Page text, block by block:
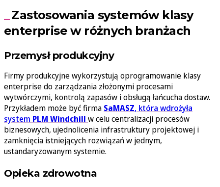
Zastosowania systemów klasy
enterprise w różnych branżach
Przemysł produkcyjny
Firmy produkcyjne wykorzystują oprogramowanie klasy
enterprise do zarządzania złożonymi procesami
wytwórczymi, kontrolą zapasów i obsługą łańcucha dostaw.
Przykładem może być firma SaMASZ, która wdrożyła
system PLM Windchill w celu centralizacji procesów
biznesowych, ujednolicenia infrastruktury projektowej i
zamknięcia istniejących rozwiązań w jednym,
ustandaryzowanym systemie.
Opieka zdrowotna